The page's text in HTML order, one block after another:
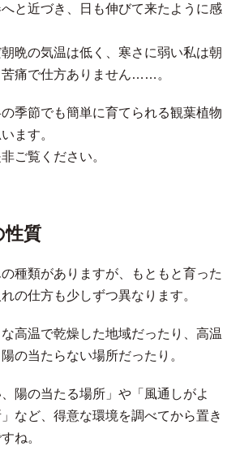
と近づき、日も伸びて来たように感
晩の気温は低く、寒さに弱い私は朝
痛で仕方ありません……。
季節でも簡単に育てられる観葉植物
ます。
ご覧ください。
性質
種類がありますが、もともと育った
の仕方も少しずつ異なります。
高温で乾燥した地域だったり、高温
の当たらない場所だったり。
陽の当たる場所」や「風通しがよ
など、得意な環境を調べてから置き
ね。